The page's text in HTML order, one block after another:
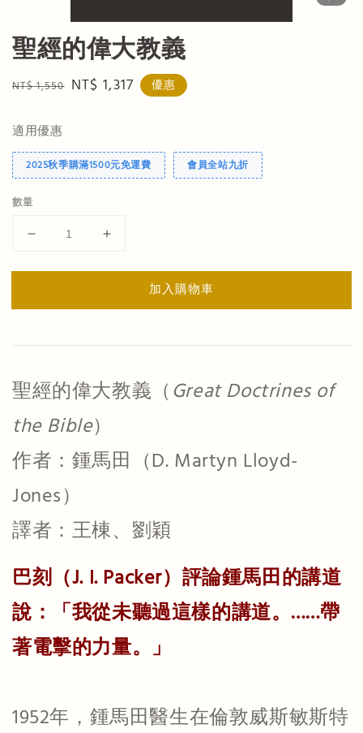
聖經的偉大教義
Regular
NT$ 1,550 Sale
NT$ 1,317 優惠
適用優惠
2025秋季購滿1500元免運費 會員全站九折
數量
加入購物車
聖經的偉大教義（ Great Doctrines of
the Bible）
作者：鍾馬田（D. Martyn Lloyd-
Jones）
譯者：王棟、劉穎
巴刻（J. I. Packer）評論鍾馬田的講道
說：「我從未聽過這樣的講道。……帶
著電擊的力量。」
1952年，鍾馬田醫生在倫敦威斯敏斯特